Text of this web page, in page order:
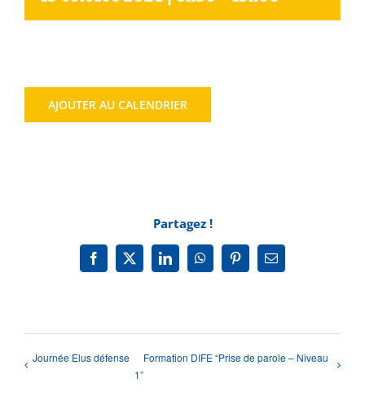
Municipales 2026
AJOUTER AU CALENDRIER
Partagez !
Facebook
X LinkedInWhatsAppPinterestEmail
Journée Elus défense
Formation DIFE “Prise de parole – Niveau
1”